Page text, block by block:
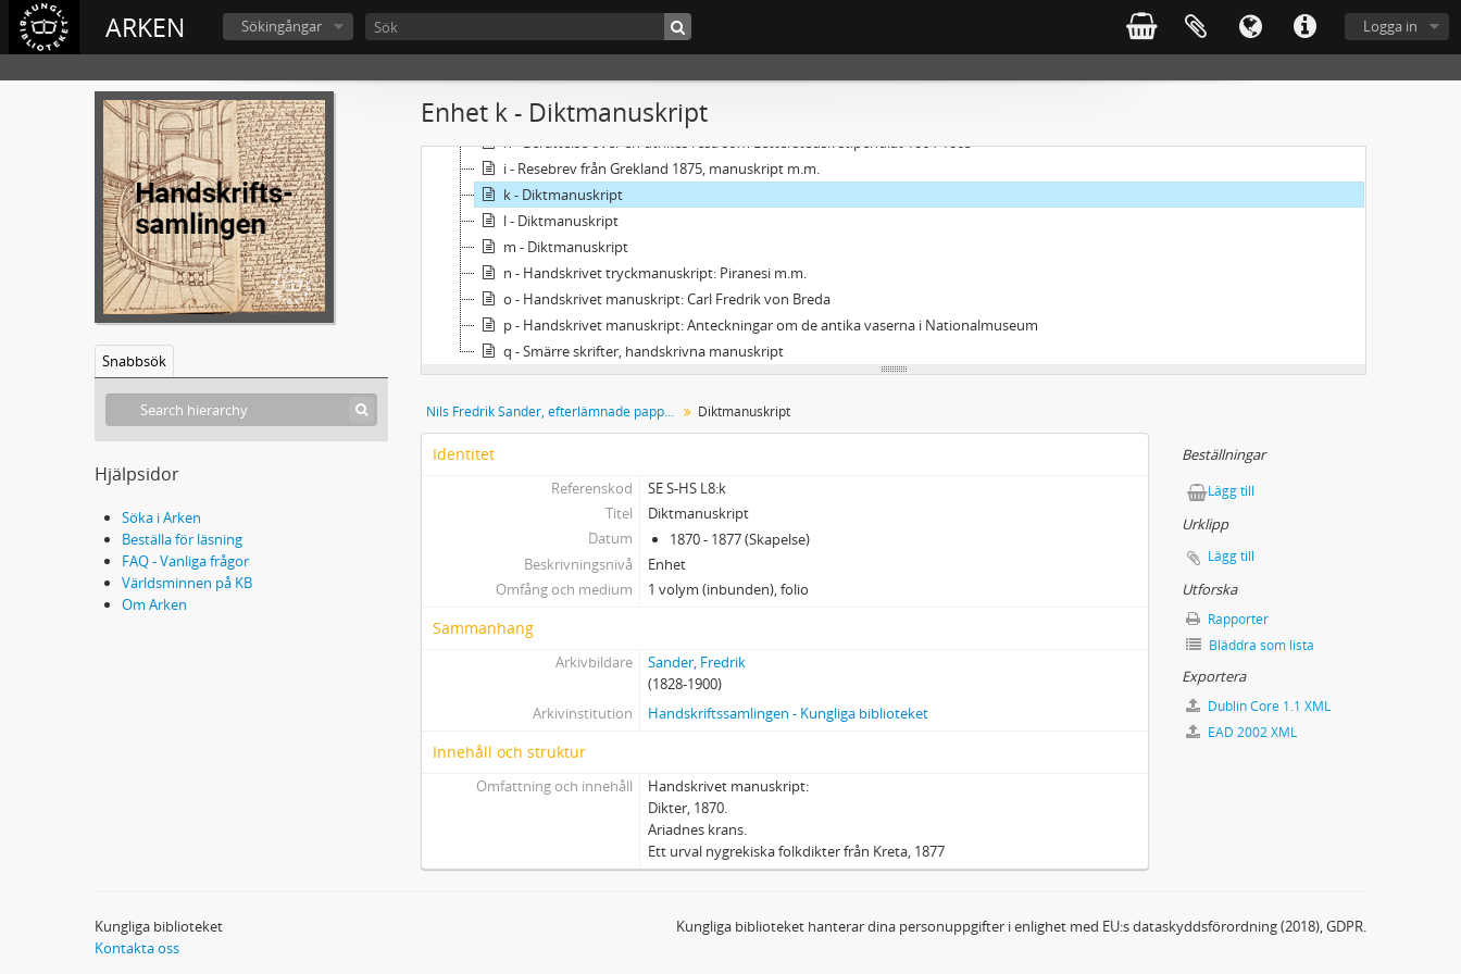
ARKEN Logga in
Sökingångar
Snabbsök
Hjälpsidor
Söka i Arken
Beställa för läsning
FAQ - Vanliga frågor
Världsminnen på KB
Om Arken
Enhet k - Diktmanuskript
c - Almanackor m.m.
d - Resedagbok, 25 april - 16 juli 1864
g - Utkast till skrivelser och protokoll m.m.
h - Berättelse över en utrikes resa som Letterstedsk stipendiat 1864-1865
i - Resebrev från Grekland 1875, manuskript m.m.
k - Diktmanuskript
l - Diktmanuskript
m - Diktmanuskript
n - Handskrivet tryckmanuskript: Piranesi m.m.
o - Handskrivet manuskript: Carl Fredrik von Breda
p - Handskrivet manuskript: Anteckningar om de antika vaserna i Nationalmuseum
q - Smärre skrifter, handskrivna manuskript
Nils Fredrik Sander, efterlämnade papper Diktmanuskript
Identitet
Referenskod
SE S-HS L8:k
Titel
Diktmanuskript
Datum
1870 - 1877 (Skapelse)
Beskrivningsnivå
Enhet
Omfång och medium
1 volym (inbunden), folio
Sammanhang
Arkivbildare
Sander, Fredrik
(1828-1900)
Arkivinstitution
Handskriftssamlingen - Kungliga biblioteket
Innehåll och struktur
Omfattning och innehåll
Handskrivet manuskript:
Dikter, 1870.
Ariadnes krans.
Ett urval nygrekiska folkdikter från Kreta, 1877
Beställningar
Lägg till
Urklipp
Lägg till
Utforska
Rapporter
Bläddra som lista
Exportera
Dublin Core 1.1 XML
EAD 2002 XML
Kungliga biblioteket
Kontakta oss
Kungliga biblioteket hanterar dina personuppgifter i enlighet med EU:s dataskyddsförordning (2018), GDPR.